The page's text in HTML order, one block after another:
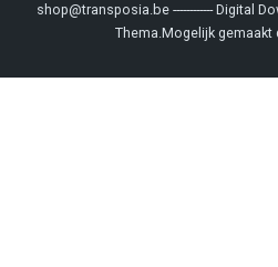
shop@transposia.be ------------Digital
Thema .Mogelijk gemaakt